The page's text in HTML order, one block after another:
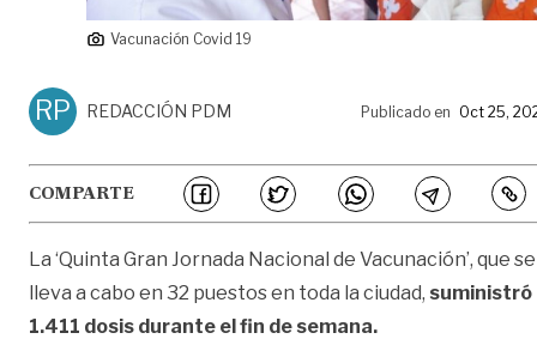
Vacunación Covid 19
RP REDACCIÓN PDM Publicado en Oct 25,
COMPARTE
La ‘Quinta Gran Jornada Nacional de Vacunación’, que se
lleva a cabo en 32 puestos en toda la ciudad, suministró
1.411 dosis durante el fin de semana.